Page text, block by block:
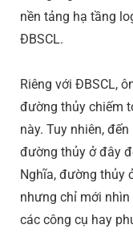
nền tảng hạ tầng
ĐBSCL.
Riêng với ĐBSCL,
đường thủy chiếm
này. Tuy nhiên,
đường thủy ở đây
Nghĩa, đường thủy
nhưng chỉ mới
các công cụ hay